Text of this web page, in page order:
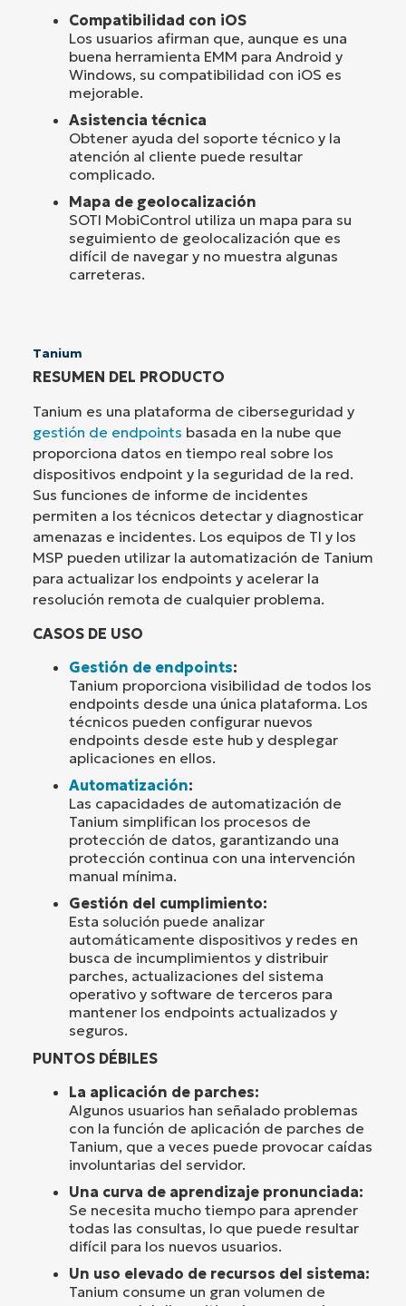
Compatibilidad con iOS
Los usuarios afirman que, aunque es una
buena herramienta EMM para Android y
Windows, su compatibilidad con iOS es
mejorable.
Asistencia técnica
Obtener ayuda del soporte técnico y la
atención al cliente puede resultar
complicado.
Mapa de geolocalización
SOTI MobiControl utiliza un mapa para su
seguimiento de geolocalización que es
difícil de navegar y no muestra algunas
carreteras.
Tanium
RESUMEN DEL PRODUCTO
Tanium es una plataforma de ciberseguridad y
gestión de endpoints basada en la nube que
proporciona datos en tiempo real sobre los
dispositivos endpoint y la seguridad de la red.
Sus funciones de informe de incidentes
permiten a los técnicos detectar y diagnosticar
amenazas e incidentes. Los equipos de TI y los
MSP pueden utilizar la automatización de Tanium
para actualizar los endpoints y acelerar la
resolución remota de cualquier problema.
CASOS DE USO
Gestión de endpoints:
Tanium proporciona visibilidad de todos los
endpoints desde una única plataforma. Los
técnicos pueden configurar nuevos
endpoints desde este hub y desplegar
aplicaciones en ellos.
Automatización:
Las capacidades de automatización de
Tanium simplifican los procesos de
protección de datos, garantizando una
protección continua con una intervención
manual mínima.
Gestión del cumplimiento:
Esta solución puede analizar
automáticamente dispositivos y redes en
busca de incumplimientos y distribuir
parches, actualizaciones del sistema
operativo y software de terceros para
mantener los endpoints actualizados y
seguros.
PUNTOS DÉBILES
La aplicación de parches:
Algunos usuarios han señalado problemas
con la función de aplicación de parches de
Tanium, que a veces puede provocar caídas
involuntarias del servidor.
Una curva de aprendizaje pronunciada:
Se necesita mucho tiempo para aprender
todas las consultas, lo que puede resultar
difícil para los nuevos usuarios.
Un uso elevado de recursos del sistema:
Tanium consume un gran volumen de